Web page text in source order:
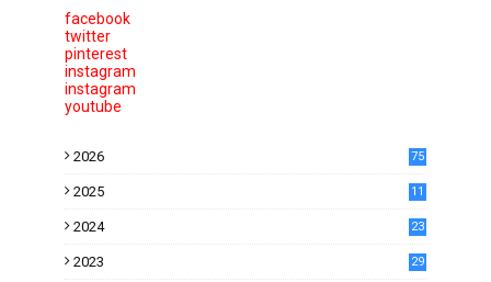
facebook
twitter
pinterest
instagram
instagram
youtube
2026 75
2025
11
2024
23
2023
29